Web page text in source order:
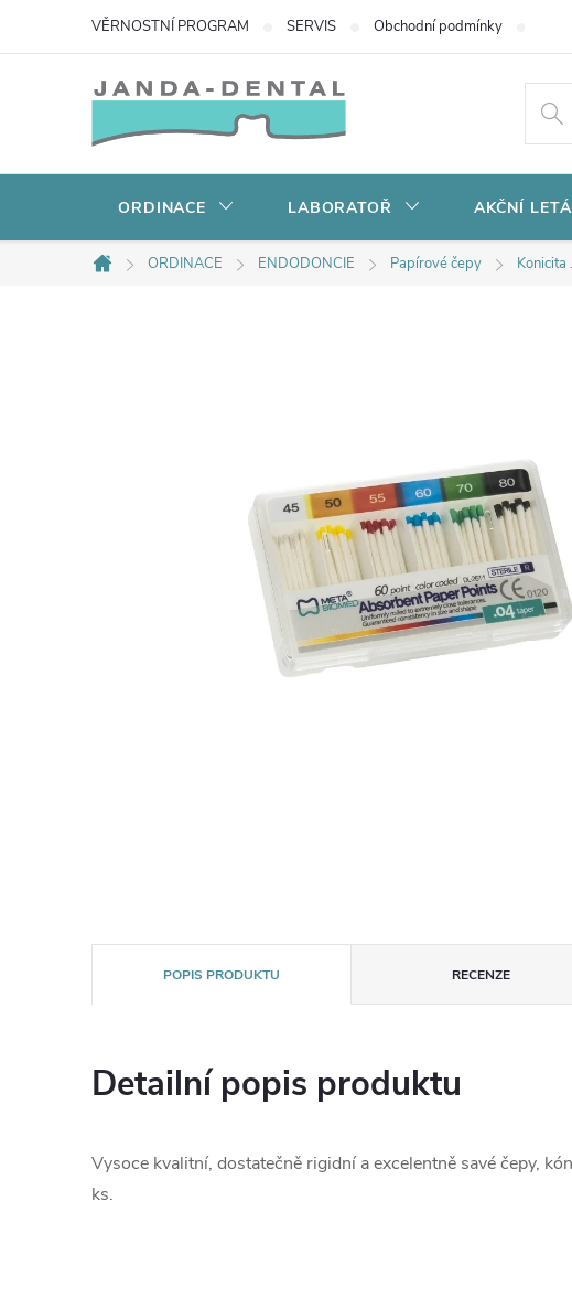
VĚRNOSTNÍ PROGRAM SERVIS Obchodní podmínky
ORDINACE LABORATOŘ AKČNÍ
Domů
ORDINACE ENDODONCIE Papírové čepy Konicita
POPIS PRODUKTU RECENZE
Detailní popis produktu
Vysoce kvalitní, dostatečně rigidní a excelentně savé čepy,
ks.